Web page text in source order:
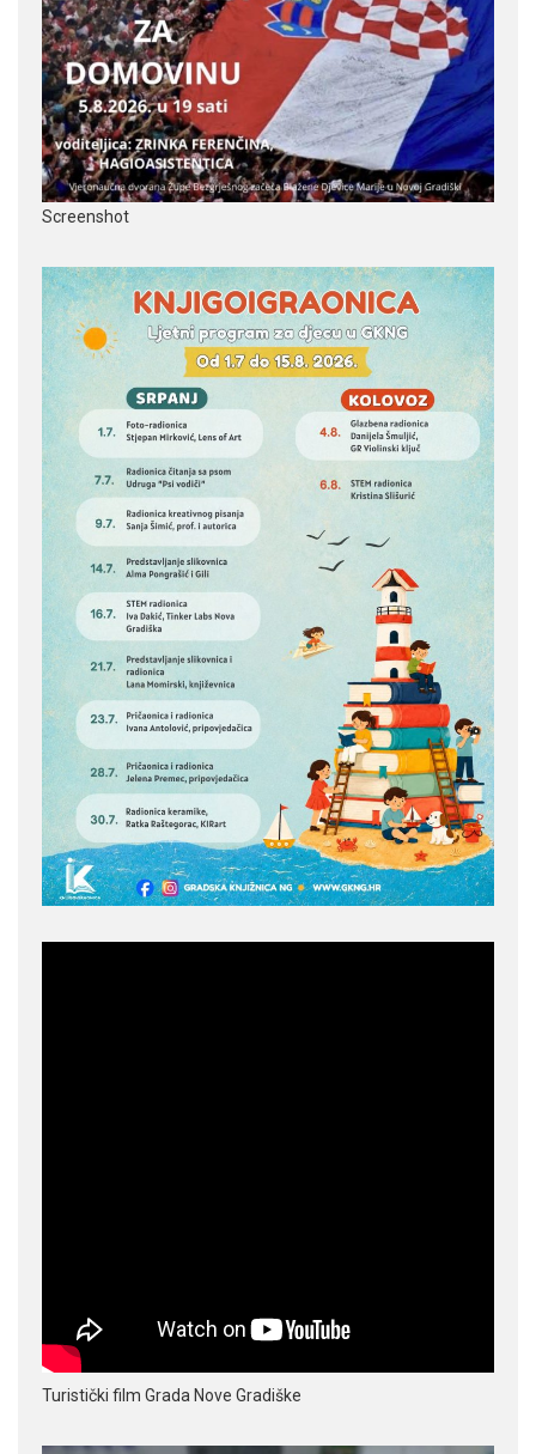
Screenshot
Turistički film Grada Nove Gradiške